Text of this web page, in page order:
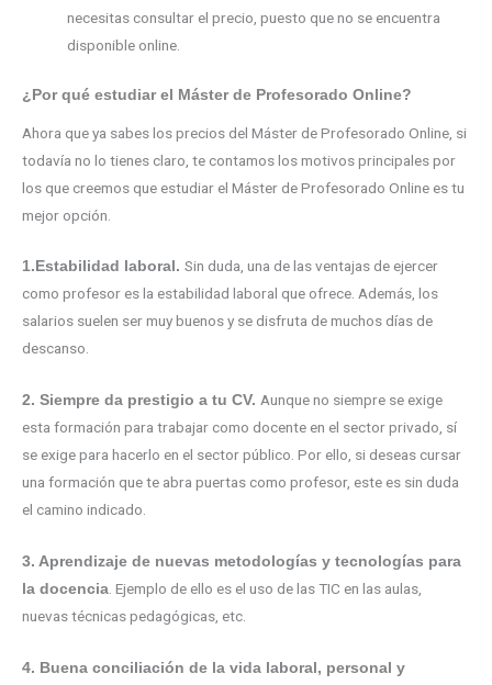
necesitas consultar el precio, puesto que no se encuentra
disponible online.
¿Por qué estudiar el Máster de Profesorado Online?
Ahora que ya sabes los precios del Máster de Profesorado Online, si
todavía no lo tienes claro, te contamos los motivos principales por
los que creemos que estudiar el Máster de Profesorado Online es tu
mejor opción.
1.Estabilidad laboral. Sin duda, una de las ventajas de ejercer
como profesor es la estabilidad laboral que ofrece. Además, los
salarios suelen ser muy buenos y se disfruta de muchos días de
descanso.
2. Siempre da prestigio a tu CV. Aunque no siempre se exige
esta formación para trabajar como docente en el sector privado, sí
se exige para hacerlo en el sector público. Por ello, si deseas cursar
una formación que te abra puertas como profesor, este es sin duda
el camino indicado.
3. Aprendizaje de nuevas metodologías y tecnologías para
la docencia. Ejemplo de ello es el uso de las TIC en las aulas,
nuevas técnicas pedagógicas, etc.
4. Buena conciliación de la vida laboral, personal y